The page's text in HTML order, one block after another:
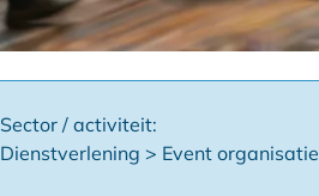
Sector / activiteit:
Dienstverlening > Event organisatie